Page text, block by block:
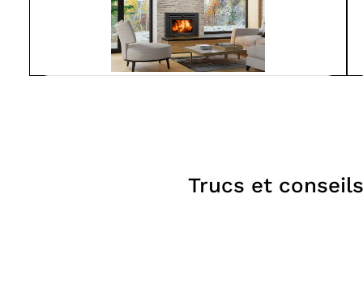
Trucs et conseils